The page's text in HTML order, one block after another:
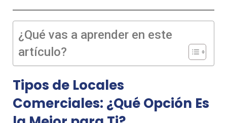
¿Qué vas a aprender en este
artículo?
Tipos de Locales
Comerciales: ¿Qué Opción Es